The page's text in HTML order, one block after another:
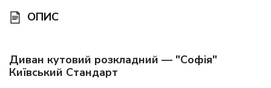
ОПИС
Диван кутовий розкладний — "Софія"
Київський Стандарт